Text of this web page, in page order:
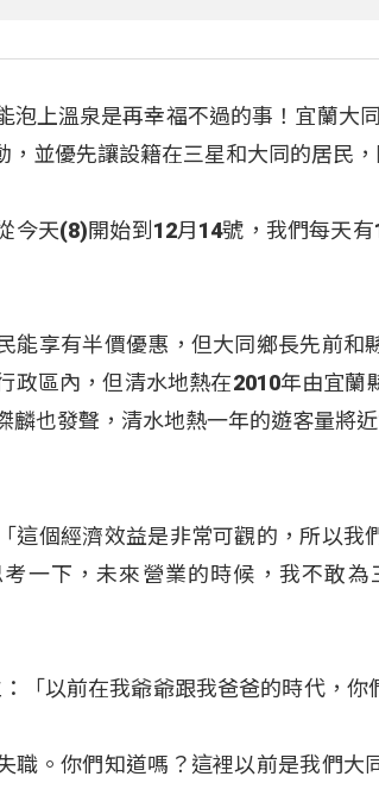
泡上溫泉是再幸福不過的事！宜蘭大
，並優先讓設籍在三星和大同的居民
今天(8)開始到12月14號，我們每天
能享有半價優惠，但大同鄉長先前和
政區內，但清水地熱在2010年由宜蘭
麟也發聲，清水地熱一年的遊客量將
這個經濟效益是非常可觀的，所以我
一下，未來營業的時候，我不敢
「以前在我爺爺跟我爸爸的時代，
職。你們知道嗎？這裡以前是我們大